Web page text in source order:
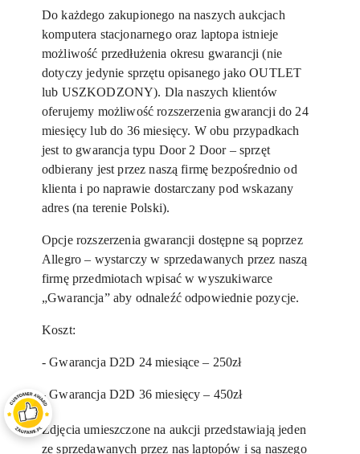
Do każdego zakupionego na naszych aukcjach
komputera stacjonarnego oraz laptopa istnieje
możliwość przedłużenia okresu gwarancji (nie
dotyczy jedynie sprzętu opisanego jako OUTLET
lub USZKODZONY). Dla naszych klientów
oferujemy możliwość rozszerzenia gwarancji do 24
miesięcy lub do 36 miesięcy. W obu przypadkach
jest to gwarancja typu Door 2 Door – sprzęt
odbierany jest przez naszą firmę bezpośrednio od
klienta i po naprawie dostarczany pod wskazany
adres (na terenie Polski).
Opcje rozszerzenia gwarancji dostępne są poprzez
Allegro – wystarczy w sprzedawanych przez naszą
firmę przedmiotach wpisać w wyszukiwarce
„Gwarancja” aby odnaleźć odpowiednie pozycje.
Koszt:
- Gwarancja D2D 24 miesiące – 250zł
- Gwarancja D2D 36 miesięcy – 450zł
Zdjęcia umieszczone na aukcji przedstawiają jeden
ze sprzedawanych przez nas laptopów i są naszego